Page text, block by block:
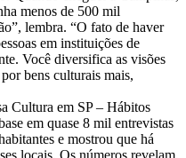
menos de 500 mil
lembra. “O fato de haver
em instituições de
Você diversifica as visões
bens culturais mais,
Cultura em SP – Hábitos
em quase 8 mil entrevistas
e mostrou que há
locais. Os números revelam,